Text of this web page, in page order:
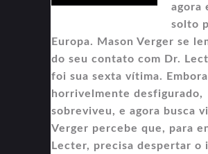
agora
solto
Europa. Mason Verger se
do seu contato com Dr.
foi sua sexta vítima. Embora
horrivelmente desfigurado,
sobreviveu, e agora busca
Verger percebe que, para
Lecter, precisa despertar o